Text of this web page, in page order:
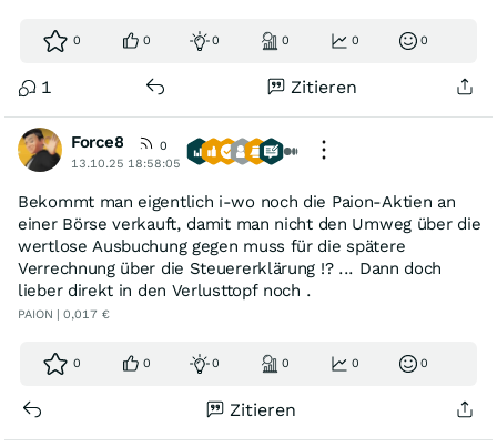
0 0 0 0 0 0
1 Zitieren
Force8
0
13.10.25 18:58:05
Bekommt man eigentlich i-wo noch die Paion-Aktien an
einer Börse verkauft, damit man nicht den Umweg über die
wertlose Ausbuchung gegen muss für die spätere
Verrechnung über die Steuererklärung !? ... Dann doch
lieber direkt in den Verlusttopf noch .
PAION | 0,017 €
0 0 0 0 0 0
Zitieren